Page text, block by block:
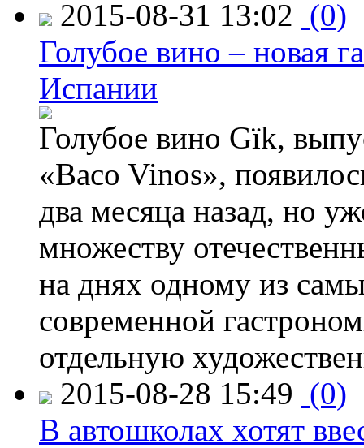
2015-08-31 13:02 (0)
Голубое вино – новая
Испании
Голубое вино Gïk,
«Baco Vinos»,
два месяца назад, но
множеству
на днях одному из
современной
отдельную
2015-08-28 15:49 (0)
В автошколах хотят